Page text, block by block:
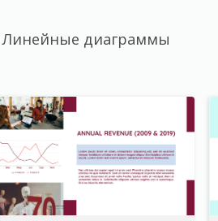
диаграммы